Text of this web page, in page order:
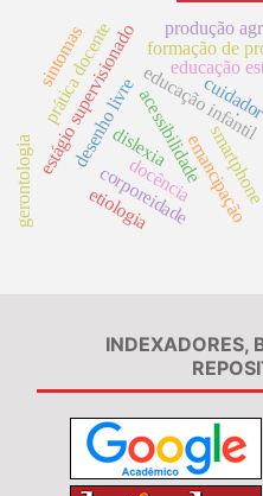
desenho livreeducação infantil
educação
acessibilidade
dislexia smartphone
.
estágio supervisionado formação de
docência
prática docente
emancipação
corporeidade
produção
etiologia
cuidador
gerontologia
sintomas
INDEXADORES,